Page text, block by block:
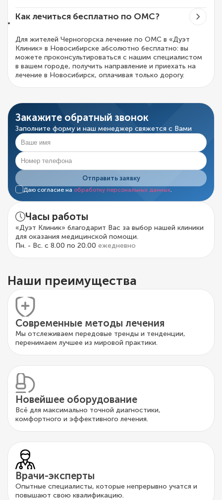
Как лечиться бесплатно по ОМС?
Для жителей Черногорска лечение по ОМС в «Дуэт
Клиник» в Новосибирске абсолютно бесплатно: вы
можете проконсультироваться с нашим специалистом
в вашем городе, получить направление и приехать на
лечение в Новосибирск, оплачивая только дорогу.
Закажите обратный звонок
Заполните форму и наш менеджер свяжется с Вами
Отправить заявку
Даю согласие на обработку персональных данных
Часы работы
«Дуэт Клиник» благодарит Вас за выбор нашей клиники
для оказания медицинской помощи.
Пн. - Вс. с 8.00 по 20.00 ежедневно
Наши преимущества
Современные методы лечения
Мы отслеживаем передовые тренды и тенденции,
перенимаем лучшее из мировой практики.
Новейшее оборудование
Всё для максимально точной диагностики,
комфортного и эффективного лечения.
Врачи-эксперты
Опытные специалисты, которые непрерывно учатся и
повышают свою квалификацию.